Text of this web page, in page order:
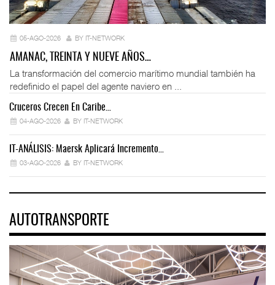
05-AGO-2026 BY IT-NETWORK
AMANAC, TREINTA Y NUEVE AÑOS…
La transformación del comercio marítimo mundial también ha
redefinido el papel del agente naviero en ...
Cruceros Crecen En Caribe…
04-AGO-2026 BY IT-NETWORK
IT-ANÁLISIS: Maersk Aplicará Incremento…
03-AGO-2026 BY IT-NETWORK
AUTOTRANSPORTE